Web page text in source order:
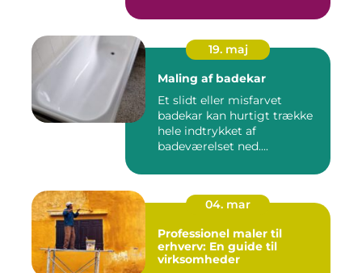
19. maj
Maling af badekar
Et slidt eller misfarvet
badekar kan hurtigt trække
hele indtrykket af
badeværelset ned....
04. mar
Professionel maler til
erhverv: En guide til
virksomheder